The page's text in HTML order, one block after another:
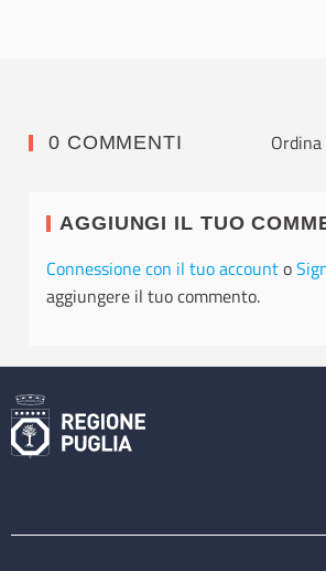
0 COMMENTI Ordina
AGGIUNGI IL TUO
Connessione con il tuo accounto
aggiungere il tuo commento.